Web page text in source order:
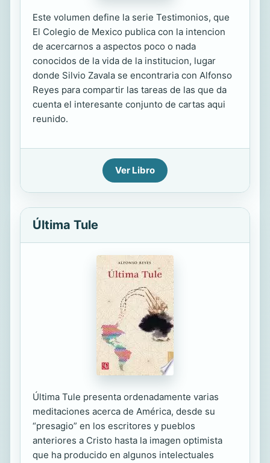
Este volumen define la serie Testimonios, que
El Colegio de Mexico publica con la intencion
de acercarnos a aspectos poco o nada
conocidos de la vida de la institucion, lugar
donde Silvio Zavala se encontraria con Alfonso
Reyes para compartir las tareas de las que da
cuenta el interesante conjunto de cartas aqui
reunido.
Ver Libro
Última Tule
Última Tule presenta ordenadamente varias
meditaciones acerca de América, desde su
“presagio” en los escritores y pueblos
anteriores a Cristo hasta la imagen optimista
que ha producido en algunos intelectuales